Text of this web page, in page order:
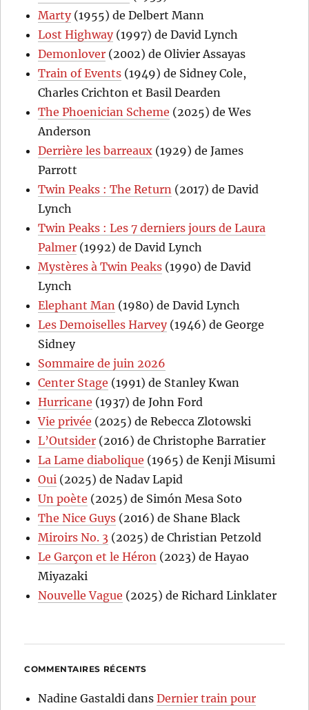
Marty(1955) de Delbert Mann
Lost Highway(1997) de David Lynch
Demonlover (2002) de Olivier Assayas
Train of Events (1949) de Sidney Cole,
Charles Crichton et Basil Dearden
The Phoenician Scheme (2025) de Wes
Anderson
Derrière les barreaux (1929) de James
Parrott
Twin Peaks : The Return (2017) de David
Lynch
Twin Peaks : Les 7 derniers jours de Laura
Palmer (1992) de David Lynch
Mystères à Twin Peaks (1990) de David
Lynch
Elephant Man (1980) de David Lynch
Les Demoiselles Harvey(1946) de George
Sidney
Sommaire de juin 2026
Center Stage (1991) de Stanley Kwan
Hurricane (1937) de John Ford
Vie privée (2025) de Rebecca Zlotowski
L’Outsider (2016) de Christophe Barratier
La Lame diabolique (1965) de Kenji Misumi
Oui (2025) de Nadav Lapid
Un poète (2025) de Simón Mesa Soto
The Nice Guys (2016) de Shane Black
Miroirs No. 3 (2025) de Christian Petzold
Le Garçon et le Héron (2023) de Hayao
Miyazaki
Nouvelle Vague (2025) de Richard Linklater
COMMENTAIRES RÉCENTS
Nadine Gastaldi dansDernier train pour